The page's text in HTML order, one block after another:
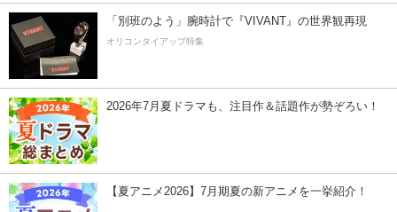
「別班のよう」腕時計で『VIVANT』の世界観再現
オリコンタイアップ特集
2026年7月夏ドラマも、注目作＆話題作が勢ぞろい！
【夏アニメ2026】7月期夏の新アニメを一挙紹介！